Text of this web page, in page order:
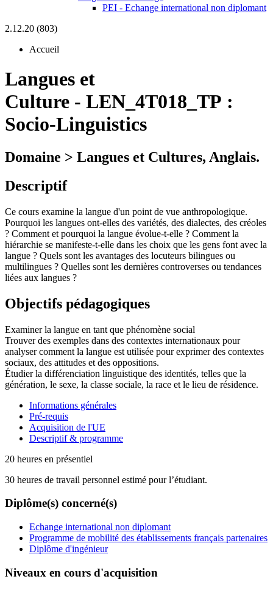
PEI - Echange international non diplomant
2.12.20 (803)
Accueil
Langues et
Culture - LEN_4T018_TP :
Socio-Linguistics
Domaine > Langues et Cultures, Anglais.
Descriptif
Ce cours examine la langue d'un point de vue anthropologique.
Pourquoi les langues ont-elles des variétés, des dialectes, des créoles
? Comment et pourquoi la langue évolue-t-elle ? Comment la
hiérarchie se manifeste-t-elle dans les choix que les gens font avec la
langue ? Quels sont les avantages des locuteurs bilingues ou
multilingues ? Quelles sont les dernières controverses ou tendances
liées aux langues ?
Objectifs pédagogiques
Examiner la langue en tant que phénomène social
Trouver des exemples dans des contextes internationaux pour
analyser comment la langue est utilisée pour exprimer des contextes
sociaux, des attitudes et des oppositions.
Étudier la différenciation linguistique des identités, telles que la
génération, le sexe, la classe sociale, la race et le lieu de résidence.
Informations générales
Pré-requis
Acquisition de l'UE
Descriptif & programme
20 heures en présentiel
30 heures de travail personnel estimé pour l’étudiant.
Diplôme(s) concerné(s)
Echange international non diplomant
Programme de mobilité des établissements français partenaires
Diplôme d'ingénieur
Niveaux en cours d'acquisition